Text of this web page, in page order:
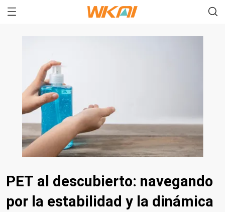
PET al descubierto: navegando
por la estabilidad y la dinámica